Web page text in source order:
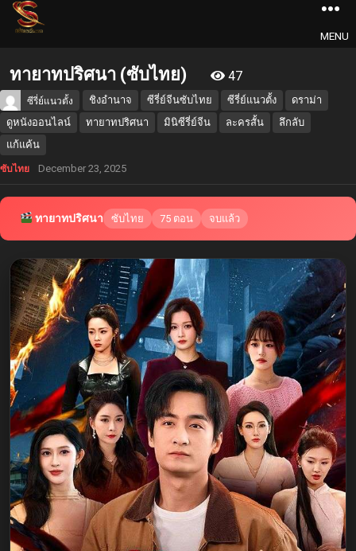
MENU
ทายาทปริศนา (ซับไทย) 47
ซีรี่ย์แนวตั้ง ชิงอำนาจ ซีรี่ย์จีนซับไทย ซีรี่ย์แนวตั้ง
ดราม่า
ดูหนังออนไลน์
ทายาทปริศนา มินิซีรี่ย์จีน ละครสั้น
ลึกลับ
แก้แค้น
ซับไทย December 23, 2025
ทายาทปริศนา ซับไทย 75 ตอน จบแล้ว